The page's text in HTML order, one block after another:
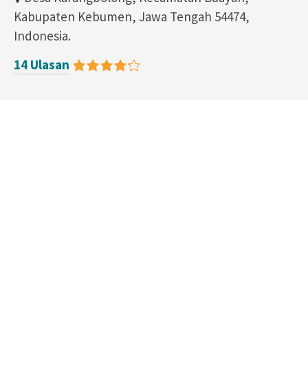
Kabupaten Kebumen, Jawa Tengah 54474,
Indonesia.
14 Ulasan